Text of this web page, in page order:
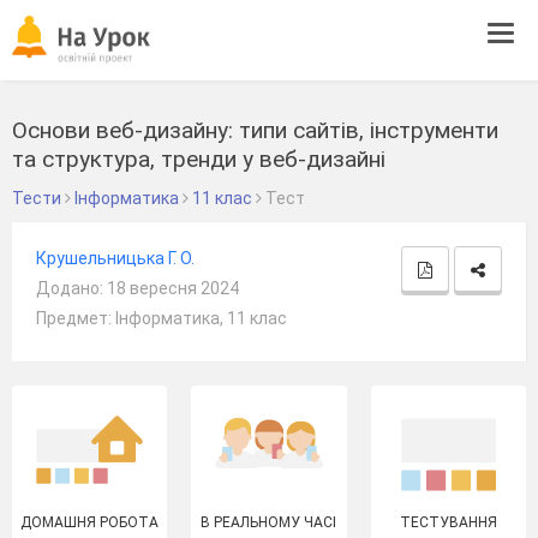
Основи веб-дизайну: типи сайтів, інструменти
та структура, тренди у веб-дизайні
Тести Інформатика 11 клас Тест
Крушельницька Г. О.
Додано: 18 вересня 2024
Предмет: Інформатика, 11 клас
ДОМАШНЯ РОБОТА В РЕАЛЬНОМУ ЧАСІ ТЕСТУВАННЯ